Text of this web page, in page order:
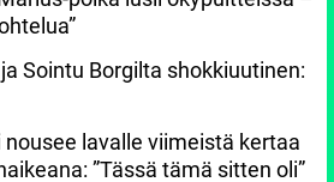
Sointu Borgilta shokkiuutinen:
nousee lavalle viimeistä kertaa
”Tässä tämä sitten oli”